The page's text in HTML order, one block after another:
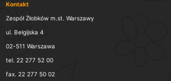
Kontakt
Zespół Żłobków m.st. Warszawy
ul. Belgijska 4
02-511 Warszawa
tel. 22 277 52 00
fax. 22 277 50 02